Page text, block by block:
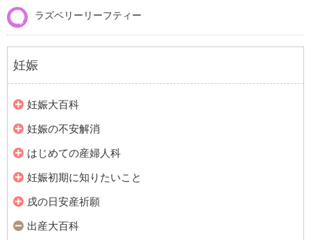
ラズベリーリーフティー
妊娠
妊娠大百科
妊娠の不安解消
はじめての産婦人科
妊娠初期に知りたいこと
戌の日安産祈願
出産大百科